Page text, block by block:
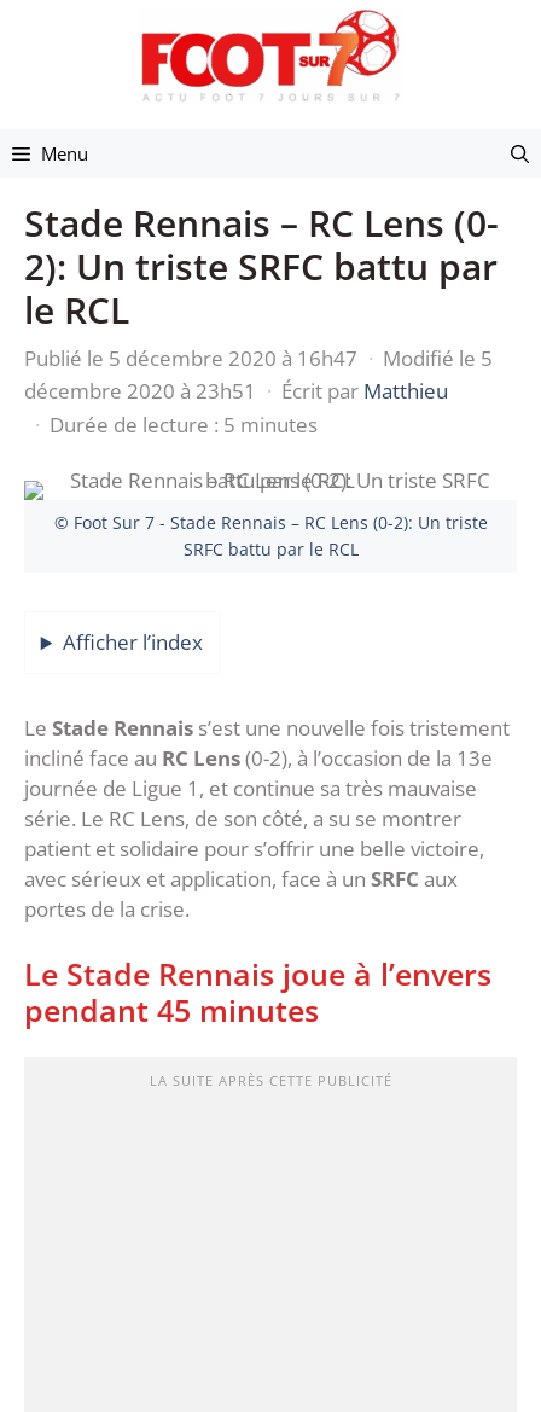
Menu
Stade Rennais – RC Lens (0-
2): Un triste SRFC battu par
le RCL
Publié le 5 décembre 2020 à 16h47 · Modifié le 5
décembre 2020 à 23h51
· Écrit par Matthieu
· Durée de lecture : 5 minutes
© Foot Sur 7 - Stade Rennais – RC Lens (0-2): Un triste
SRFC battu par le RCL
Afficher l’index
Le Stade Rennais s’est une nouvelle fois tristement
incliné face au RC Lens(0-2), à l’occasion de la 13e
journée de Ligue 1, et continue sa très mauvaise
série. Le RC Lens, de son côté, a su se montrer
patient et solidaire pour s’offrir une belle victoire,
avec sérieux et application, face à un SRFC aux
portes de la crise.
Le Stade Rennais joue à l’envers
pendant 45 minutes
LA SUITE APRÈS CETTE PUBLICITÉ